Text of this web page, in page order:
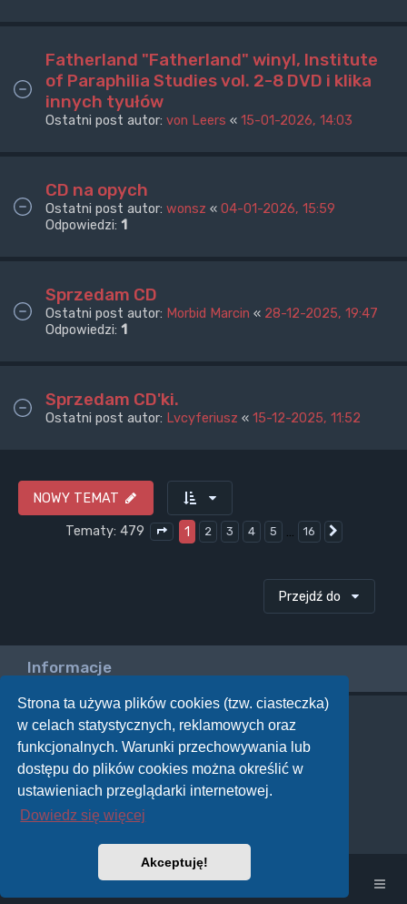
Strona ta używa plików cookies (tzw. ciasteczka)
w celach statystycznych, reklamowych oraz
funkcjonalnych. Warunki przechowywania lub
dostępu do plików cookies można określić w
ustawieniach przeglądarki internetowej.
Dowiedz się więcej
Akceptuję!
Fatherland "Fatherland" winyl, Institute
of Paraphilia Studies vol. 2-8 DVD i klika
innych tyułów
Ostatni post autor: von Leers « 15-01-2026, 14:03
CD na opych
Ostatni post autor: wonsz « 04-01-2026, 15:59
Odpowiedzi: 1
Sprzedam CD
Ostatni post autor: Morbid Marcin « 28-12-2025, 19:47
Odpowiedzi: 1
Sprzedam CD'ki.
Ostatni post autor: Lvcyferiusz « 15-12-2025, 11:52
NOWY TEMAT
Tematy: 479
Strona1 z16
1 2 3 4 5 … 16
Przejdź do
Informacje
Twoje uprawnienia na tym forum
Nie możesztworzyć nowych tematów
Nie możeszodpowiadać w tematach
Nie możesz zmieniać swoich postów
Nie możesz
usuwać swoich postów
Nie możeszdodawać załączników
Strona główna